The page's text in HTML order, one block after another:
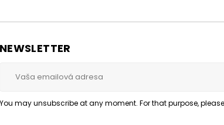
NEWSLETTER
You may unsubscribe at any moment. For that purpose,